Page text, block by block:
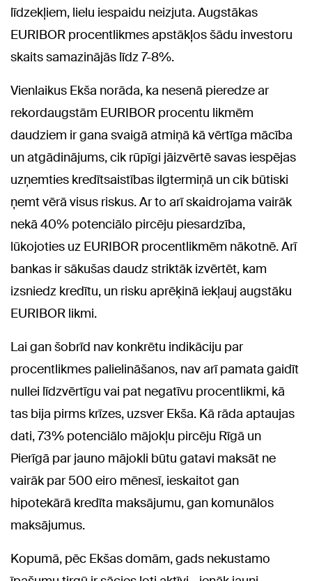
līdzekļiem, lielu iespaidu neizjuta. Augstākas
EURIBOR procentlikmes apstākļos šādu investoru
skaits samazinājās līdz 7-8%.
Vienlaikus Ekša norāda, ka nesenā pieredze ar
rekordaugstām EURIBOR procentu likmēm
daudziem ir gana svaigā atmiņā kā vērtīga mācība
un atgādinājums, cik rūpīgi jāizvērtē savas iespējas
uzņemties kredītsaistības ilgtermiņā un cik būtiski
ņemt vērā visus riskus. Ar to arī skaidrojama vairāk
nekā 40% potenciālo pircēju piesardzība,
lūkojoties uz EURIBOR procentlikmēm nākotnē. Arī
bankas ir sākušas daudz striktāk izvērtēt, kam
izsniedz kredītu, un risku aprēķinā iekļauj augstāku
EURIBOR likmi.
Lai gan šobrīd nav konkrētu indikāciju par
procentlikmes palielināšanos, nav arī pamata gaidīt
nullei līdzvērtīgu vai pat negatīvu procentlikmi, kā
tas bija pirms krīzes, uzsver Ekša. Kā rāda aptaujas
dati, 73% potenciālo mājokļu pircēju Rīgā un
Pierīgā par jauno mājokli būtu gatavi maksāt ne
vairāk par 500 eiro mēnesī, ieskaitot gan
hipotekārā kredīta maksājumu, gan komunālos
maksājumus.
Kopumā, pēc Ekšas domām, gads nekustamo